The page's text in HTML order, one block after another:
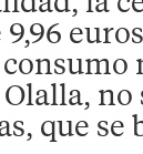
9,96
que se